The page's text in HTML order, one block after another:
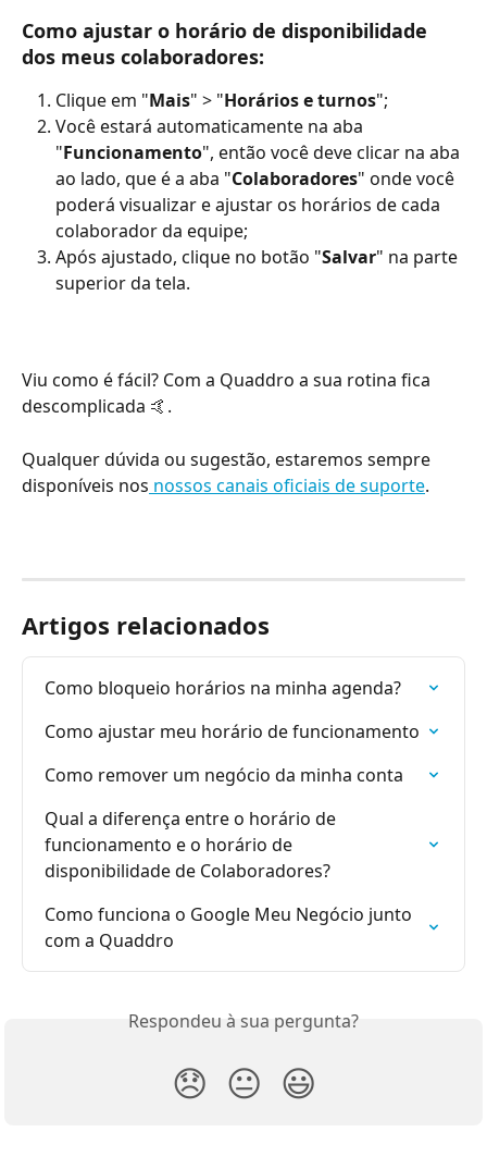
Como ajustar o horário de disponibilidade
dos meus colaboradores:
Clique em "Mais" > "Horários e turnos";
Você estará automaticamente na aba
"Funcionamento", então você deve clicar na aba
ao lado, que é a aba "Colaboradores" onde você
poderá visualizar e ajustar os horários de cada
colaborador da equipe;
Após ajustado, clique no botão "Salvar" na parte
superior da tela.
Viu como é fácil? Com a Quaddro a sua rotina fica
descomplicada 🤙.
Qualquer dúvida ou sugestão, estaremos sempre
disponíveis nos nossos canais oficiais de suporte.
Artigos relacionados
Como bloqueio horários na minha agenda?
Como ajustar meu horário de funcionamento
Como remover um negócio da minha conta
Qual a diferença entre o horário de
funcionamento e o horário de
disponibilidade de Colaboradores?
Como funciona o Google Meu Negócio junto
com a Quaddro
Respondeu à sua pergunta?
😞 😐 😃